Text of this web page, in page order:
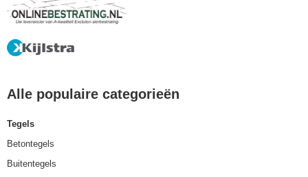
Alle populaire categorieën
Tegels
Betontegels
Buitentegels